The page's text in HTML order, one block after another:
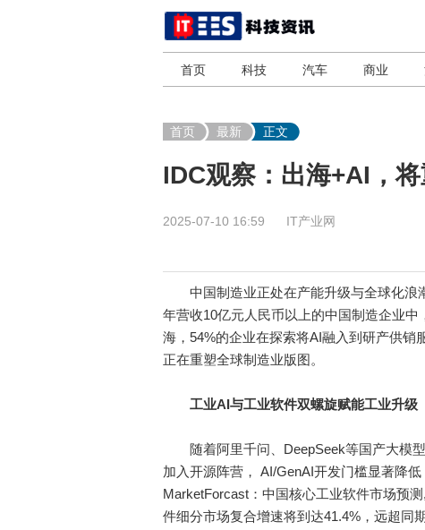
首页 科技 汽车 商业
首页 最新 正文
IDC观察：出海+AI，
2025-07-10 16:59 IT产业网
中国制造业正处在产能升级与全球化浪
年营收10亿元人民币以上的中国制造企业
海，54%的企业在探索将AI融入到研产供销
正在重塑全球制造业版图。
工业AI与工业软件双螺旋赋能工业升级
随着阿里千问、DeepSeek等国产大模型
加入开源阵营， AI/GenAI开发门槛显著降
MarketForcast：中国核心工业软件市场预
件细分市场复合增速将到达41.4%，远超同